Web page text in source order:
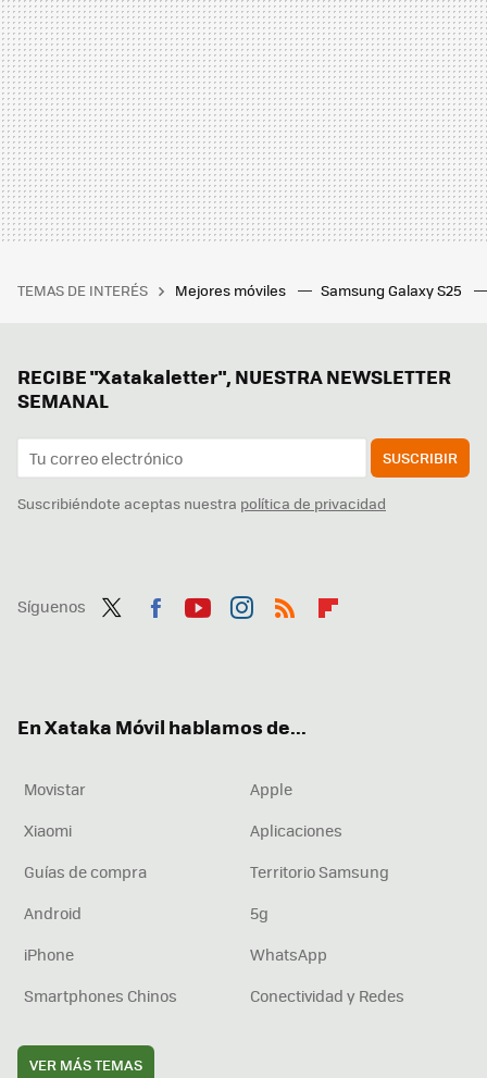
TEMAS DE INTERÉS Mejores móviles Samsung Galaxy S25
RECIBE "Xatakaletter", NUESTRA NEWSLETTER
SEMANAL
SUSCRIBIR
Suscribiéndote aceptas nuestra política de privacidad
Síguenos
En Xataka Móvil hablamos de...
Movistar
Apple
Xiaomi
Aplicaciones
Guías de compra
Territorio Samsung
Android
5g
iPhone
WhatsApp
Smartphones Chinos
Conectividad y Redes
VER MÁS TEMAS